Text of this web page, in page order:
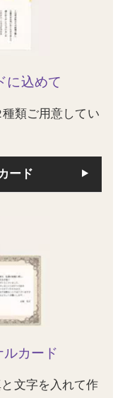
に込めて
類ご用意してい
ード
カード
文字を入れて作